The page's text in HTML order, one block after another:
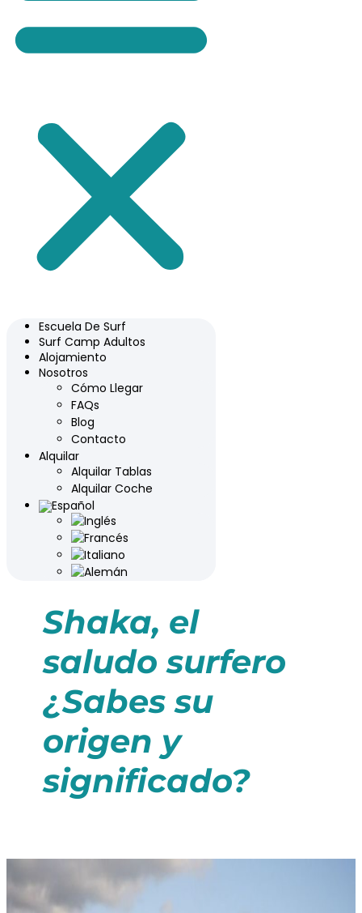
Escuela De Surf
Surf Camp Adultos
Alojamiento
Nosotros
Cómo Llegar
FAQs
Blog
Contacto
Alquilar
Alquilar Tablas
Alquilar Coche
Shaka, el
saludo surfero
¿Sabes su
origen y
significado?